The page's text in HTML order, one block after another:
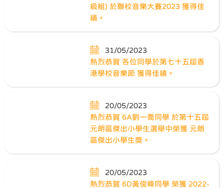
級組) 於聯校音樂大賽2023 獲得佳
績。
31/05/2023
熱烈恭賀 各位同學於第七十五屆香
港學校音樂節 獲得佳績。
20/05/2023
熱烈恭賀 6A劉一喬同學 於第十五屆
元朗區傑出小學生選舉中榮獲 元朗
區傑出小學生獎。
20/05/2023
熱烈恭賀 6D黃俊峰同學 榮獲 2022-